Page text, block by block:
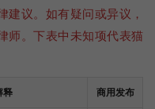
建议。如有疑问或异议，
师。下表中未知项代表猫
释 商用发布